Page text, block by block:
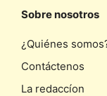
Sobre nosotros
¿Quiénes
Contáctenos
La redaccíon